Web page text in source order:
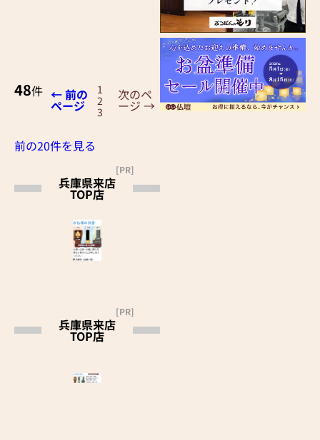
48件 ← 前の
ページ
1
2
3
次のペ
ージ →
前の20件を見る
兵庫県来店
TOP店
[PR]
兵庫県来店
TOP店
[PR]